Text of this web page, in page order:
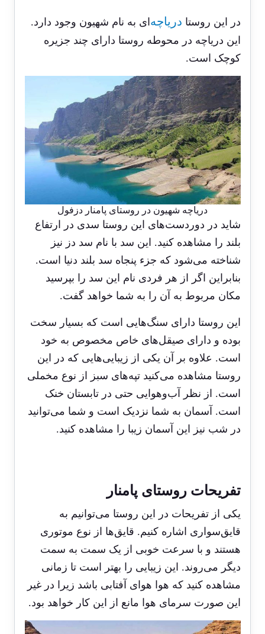
در این روستا دریاچه‌ای به نام شهیون وجود دارد.
این دریاچه در محوطه روستا دارای چند جزیره
کوچک است.
دریاچه شهیون در روستای پامنار دزفول
شاید در دوردست‌های این روستا سدی در ارتفاع
بلند را مشاهده کنید. این سد با نام سد دز نیز
شناخته می‌شود که جزء پنجاه سد بلند دنیا است.
بنابراین اگر از هر فردی نام این سد را بپرسید
مکان مربوط به آن را به شما خواهد گفت.
این روستا دارای سنگ‌هایی است که بسیار سخت
بوده و دارای صیقل‌های خاص مخصوص به خود
است. علاوه بر آن یکی از زیبایی‌هایی که در این
روستا مشاهده می‌کنید تپه‌های سبز از نوع مخملی
است. از نظر آب‌و‌هوایی حتی در تابستان خنک
است. آسمان به شما نزدیک است و شما می‌توانید
در شب نیز این آسمان زیبا را مشاهده کنید.
تفریحات روستای پامنار
یکی از تفریحات در این روستا می‌توانیم به
قایق‌سواری اشاره کنیم. قایق‌ها از نوع موتوری
هستند و با سرعت خوبی از یک سمت به سمت
دیگر می‌روند. این زیبایی را بهتر است تا زمانی
مشاهده کنید که هوا هوای آفتابی باشد زیرا در غیر
این صورت سرمای هوا مانع از این کار خواهد بود.